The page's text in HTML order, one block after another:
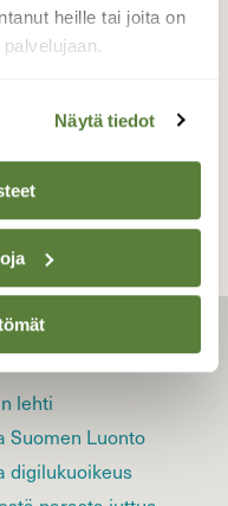
heille tai joita on
Näytä tiedot
Maaliskuu
lehti
Suomen Luonto
digilukuoikeus